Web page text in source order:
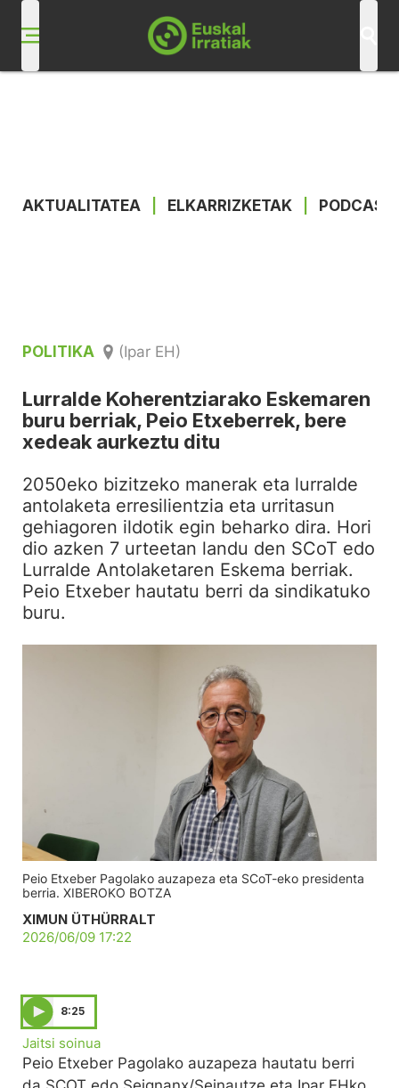
AKTUALITATEA ELKARRIZKETAK
POLITIKA (Ipar EH)
Lurralde Koherentziarako Eskemaren
buru berriak, Peio Etxeberrek, bere
xedeak aurkeztu ditu
2050eko bizitzeko manerak eta lurralde
antolaketa erresilientzia eta urritasun
gehiagoren ildotik egin beharko dira. Hori
dio azken 7 urteetan landu den SCoT edo
Lurralde Antolaketaren Eskema berriak.
Peio Etxeber hautatu berri da sindikatuko
buru.
Peio Etxeber Pagolako auzapeza eta SCoT-eko presidenta
berria. XIBEROKO BOTZA
XIMUN ÜTHÜRRALT
2026/06/09 17:22
8:25
Jaitsi soinua
Peio Etxeber Pagolako auzapeza hautatu berri